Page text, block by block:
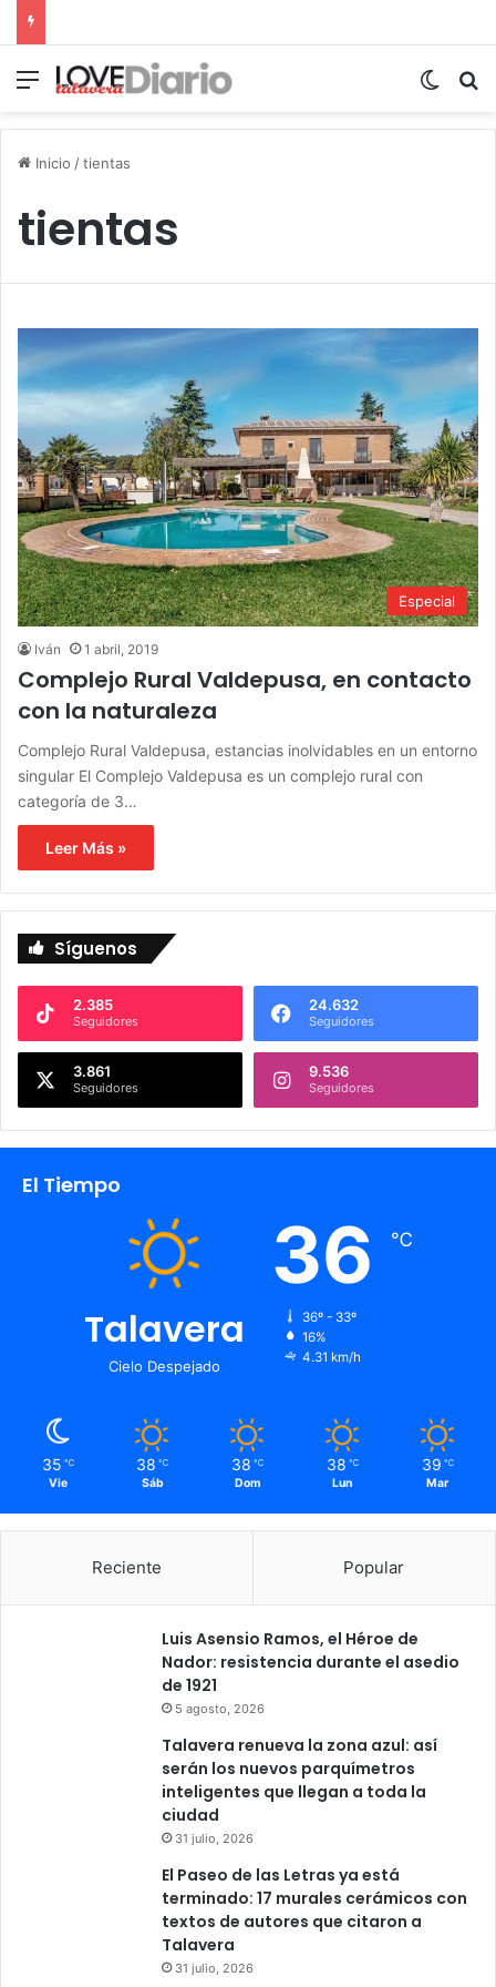
Menú
Inicio /tientas
tientas
Especial
Iván 1 abril, 2019
Complejo Rural Valdepusa, en contacto
con la naturaleza
Complejo Rural Valdepusa, estancias inolvidables en un entorno
singular El Complejo Valdepusa es un complejo rural con
categoría de 3…
Leer Más »
Síguenos
2.385
Seguidores
24.632
Seguidores
3.861
Seguidores
9.536
Seguidores
El Tiempo
Talavera
Cielo Despejado
36 ℃
36º - 33º
16%
4.31 km/h
35 ℃
Vie
38 ℃
Sáb
38 ℃
Dom
38 ℃
Lun
39 ℃
Mar
Reciente Popular
Luis Asensio Ramos, el Héroe de
Nador: resistencia durante el asedio
de 1921
5 agosto, 2026
Talavera renueva la zona azul: así
serán los nuevos parquímetros
inteligentes que llegan a toda la
ciudad
31 julio, 2026
El Paseo de las Letras ya está
terminado: 17 murales cerámicos con
textos de autores que citaron a
Talavera
31 julio, 2026